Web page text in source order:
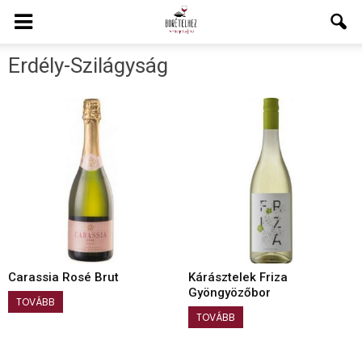
Erdély-Szilágyság
Carassia Rosé Brut
TOVÁBB
Kárásztelek Friza
Gyöngyözőbor
TOVÁBB